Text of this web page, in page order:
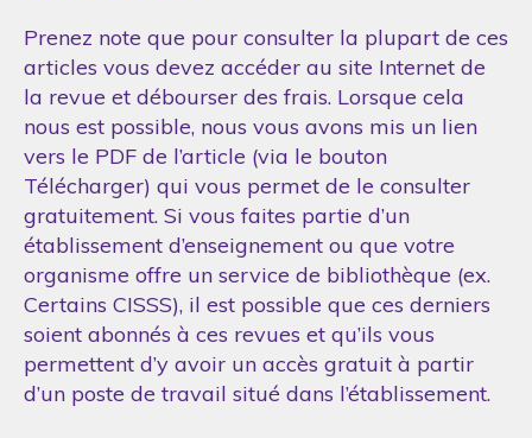
Prenez note que pour consulter la plupart de ces
articles vous devez accéder au site Internet de
la revue et débourser des frais. Lorsque cela
nous est possible, nous vous avons mis un lien
vers le PDF de l’article (via le bouton
Télécharger) qui vous permet de le consulter
gratuitement. Si vous faites partie d’un
établissement d’enseignement ou que votre
organisme offre un service de bibliothèque (ex.
Certains CISSS), il est possible que ces derniers
soient abonnés à ces revues et qu’ils vous
permettent d’y avoir un accès gratuit à partir
d’un poste de travail situé dans l’établissement.